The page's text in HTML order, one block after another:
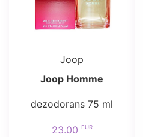
Joop
Joop Homme
dezodorans 75 ml
23.00 EUR